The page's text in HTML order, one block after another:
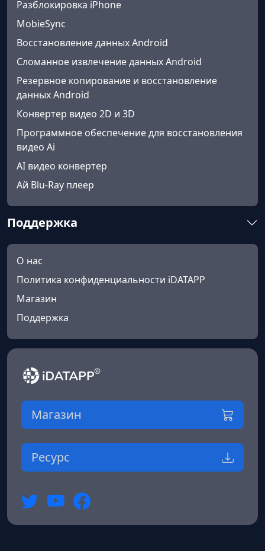
Разблокировка iPhone
MobieSync
Восстановление данных Android
Сломанное извлечение данных Android
Резервное копирование и восстановление
данных Android
Конвертер видео 2D и 3D
Программное обеспечение для восстановления
видео Ai
AI видео конвертер
Ай Blu-Ray плеер
Поддержка
О нас
Политика конфиденциальности iDATAPP
Магазин
Поддержка
Магазин
Ресурс